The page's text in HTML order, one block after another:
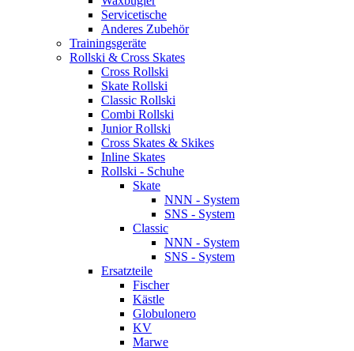
Servicetische
Anderes Zubehör
Trainingsgeräte
Rollski & Cross Skates
Cross Rollski
Skate Rollski
Classic Rollski
Combi Rollski
Junior Rollski
Cross Skates & Skikes
Inline Skates
Rollski - Schuhe
Skate
NNN - System
SNS - System
Classic
NNN - System
SNS - System
Ersatzteile
Fischer
Kästle
Globulonero
KV
Marwe